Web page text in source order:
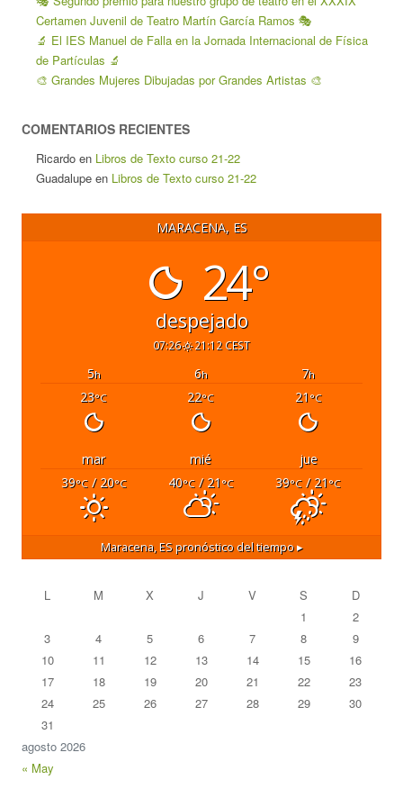
Certamen Juvenil de Teatro Martín García Ramos 🎭
🔬 El IES Manuel de Falla en la Jornada Internacional de Física
de Partículas 🔬
🎨 Grandes Mujeres Dibujadas por Grandes Artistas 🎨
COMENTARIOS RECIENTES
Ricardo en Libros de Texto curso 21-22
Guadalupe en Libros de Texto curso 21-22
MARACENA, ES
24°
despejado
07:26 21:12 CEST
5h 6h 7h
23°C 22°C 21 °C
mar mié
jue
39°C/ 20°C 40°C/ 21 °C 39°C / 21 °C
Maracena, ESpronóstico del tiempo ▸
agosto 2026
L M X J V S
D
1
2
3
4 5 6 7 8
9
10
11 12 13 14 15
16
17
18 19 20 21 22
23
24
25 26 27 28 29
30
31
« May